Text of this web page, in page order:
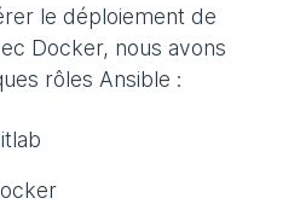
le déploiement de
Docker, nous avons
rôles Ansible :